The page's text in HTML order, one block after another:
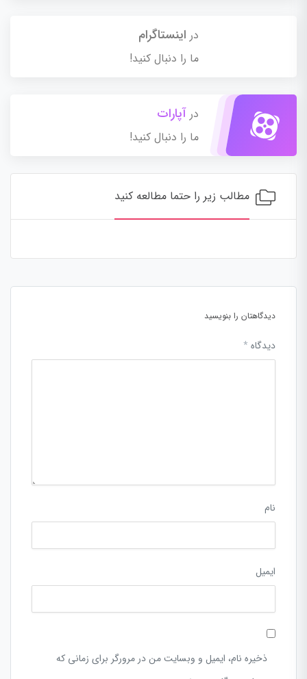
در اینستاگرام
ما را دنبال کنید!
در آپارات
ما را دنبال کنید!
مطالب زیر را حتما مطالعه کنید
دیدگاهتان را بنویسید
دیدگاه *
نام
ایمیل
ذخیره نام، ایمیل و وبسایت من در مرورگر برای زمانی که